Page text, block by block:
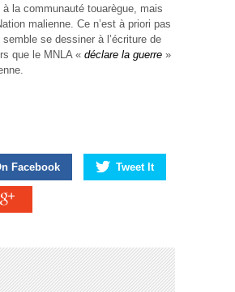
à la communauté touarègue, mais
malienne. Ce n’est à priori pas
se dessiner à l’écriture de
que le MNLA « déclare la guerre »
Facebook Tweet It